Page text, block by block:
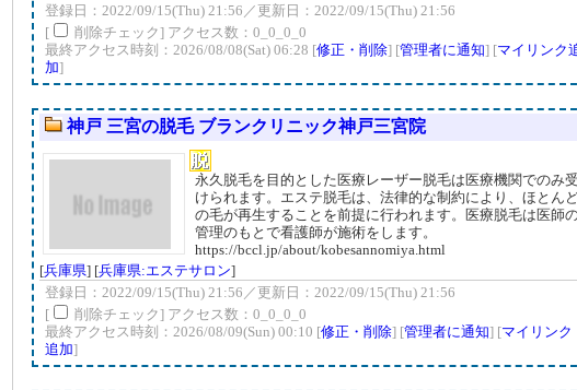
登録日：2022/09/15(Thu) 21:56／更新日：2022/09/15(Thu) 21:56
[
削除チェック] アクセス数：0_0_0_0
最終アクセス時刻：2026/08/08(Sat) 06:28 [修正・削除] [管理者に通知] [マイリンク
加]
神戸 三宮の脱毛 ブランクリニック神戸三宮院
永久脱毛を目的とした医療レーザー脱毛は医療機関でのみ受
けられます。エステ脱毛は、法律的な制約により、ほとん
の毛が再生することを前提に行われます。医療脱毛は医師
管理のもとで看護師が施術をします。
https://bccl.jp/about/kobesannomiya.html
[兵庫県] [兵庫県:エステサロン]
登録日：2022/09/15(Thu) 21:56／更新日：2022/09/15(Thu) 21:56
[
削除チェック] アクセス数：0_0_0_0
最終アクセス時刻：2026/08/09(Sun) 00:10 [修正・削除] [管理者に通知] [マイリンク
追加]